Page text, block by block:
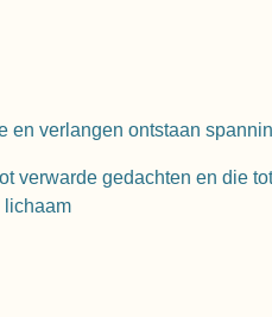
en verlangen ontstaan
verwarde gedachten en die
lichaam